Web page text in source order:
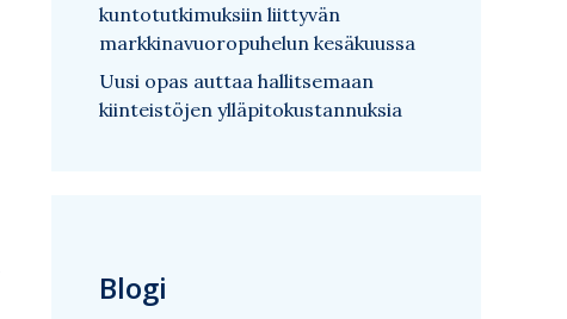
kuntotutkimuksiin liittyvän
markkinavuoropuhelun kesäkuussa
Uusi opas auttaa hallitsemaan
kiinteistöjen ylläpitokustannuksia
Blogi